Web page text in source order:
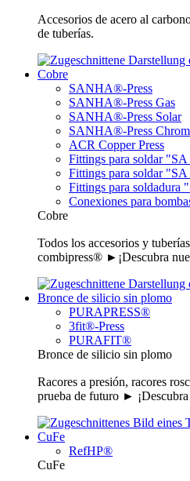
Accesorios de acero al
de tuberías.
Cobre
SANHA®-Press
SANHA®-Press Gas
SANHA®-Press Solar
SANHA®-Press Chrom
ACR Copper Press
Fittings para soldar
Fittings para soldar
Fittings para soldadura
Conexiones para
Cobre
Todos los accesorios y
combipress® ►¡Descubra
Bronce de silicio sin plomo
PURAPRESS®
3fit®-Press
PURAFIT®
Bronce de silicio sin plomo
Racores a presión, racores
prueba de futuro ►
CuFe
RefHP®
CuFe